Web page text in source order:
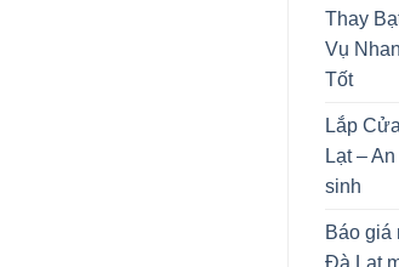
Thay
Vụ
Tốt
Lắp
Lạt –
sinh
Báo giá